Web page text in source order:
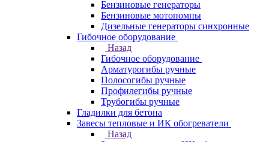
Бензиновые генераторы
Бензиновые мотопомпы
Дизельные генераторы синхронные
Гибочное оборудование
Назад
Гибочное оборудование
Арматурогибы ручные
Полосогибы ручные
Профилегибы ручные
Трубогибы ручные
Гладилки для бетона
Завесы тепловые и ИК обогреватели
Назад